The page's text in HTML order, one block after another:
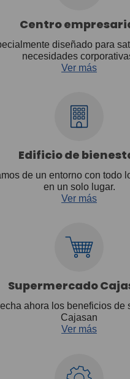
Centro
diseñado para
necesidades
Ver más
Edificio de
de un entorno con todo
en un solo lugar.
Ver más
Supermercado
ahora los beneficios de
Cajasan
Ver más